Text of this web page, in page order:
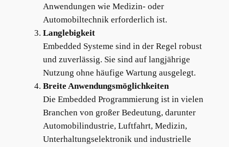
Anwendungen wie Medizin- oder
Automobiltechnik erforderlich ist.
Langlebigkeit
Embedded Systeme sind in der Regel robust
und zuverlässig. Sie sind auf langjährige
Nutzung ohne häufige Wartung ausgelegt.
Breite Anwendungsmöglichkeiten
Die Embedded Programmierung ist in vielen
Branchen von großer Bedeutung, darunter
Automobilindustrie, Luftfahrt, Medizin,
Unterhaltungselektronik und industrielle